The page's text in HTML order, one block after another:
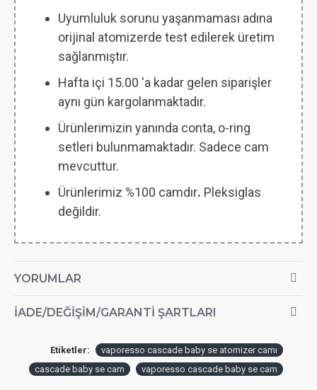
Uyumluluk sorunu yaşanmaması adına
orijinal atomizerde test edilerek üretim
sağlanmıştır.
Hafta içi 15.00 'a kadar gelen siparişler
aynı gün kargolanmaktadır.
Ürünlerimizin yanında conta, o-ring
setleri bulunmamaktadır. Sadece cam
mevcuttur.
Ürünlerimiz %100 camdır. Pleksiglas
değildir.
YORUMLAR
İADE/DEĞIŞIM/GARANTI ŞARTLARI
Etiketler:
vaporesso cascade baby se atomizer camı
cascade baby se cam
vaporesso cascade baby se cam